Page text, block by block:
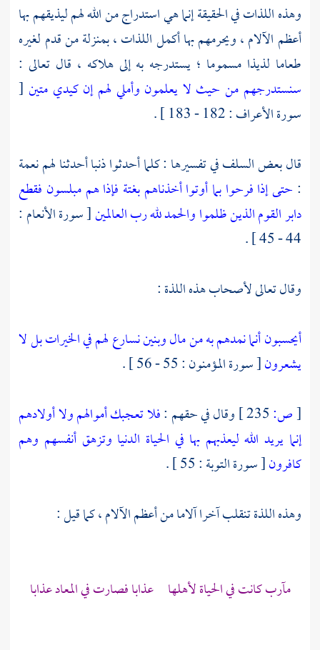
وهذه اللذات في الحقيقة إنما هي استدراج من الله لهم ليذيقهم بها
أعظم الآلام ، ويحرمهم بها أكمل اللذات ، بمنزلة من قدم لغيره
طعاما لذيذا مسموما ؛ يستدرجه به إلى هلاكه ، قال تعالى :
سنستدرجهم من حيث لا يعلمون وأملي لهم إن كيدي متين [
سورة الأعراف : 182 - 183 ] .
قال بعض السلف في تفسيرها : كلما أحدثوا ذنبا أحدثنا لهم نعمة
: حتى إذا فرحوا بما أوتوا أخذناهم بغتة فإذا هم مبلسون فقطع
دابر القوم الذين ظلموا والحمد لله رب العالمين[ سورة الأنعام :
44 - 45 ] .
وقال تعالى لأصحاب هذه اللذة :
أيحسبون أنما نمدهم به من مال وبنيننسارع لهم في الخيرات بل لا
يشعرون[ سورة المؤمنون : 55 - 56 ] .
[ص: وقال في حقهم :فلا تعجبك أموالهم ولا أولادهم
إنما يريد الله ليعذبهم بها في الحياة الدنيا وتزهق أنفسهم وهم
كافرون[ سورة التوبة : 55 ] .
وهذه اللذة تنقلب آخرا آلاما من أعظم الآلام ، كما قيل :
مآرب كانت في الحياة لأهلها عذابا فصارت في المعاد عذابا